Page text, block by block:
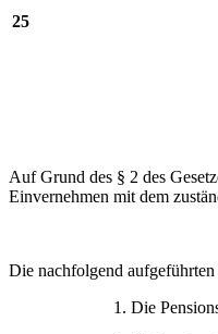
25
Auf Grund des § 2 des
Einvernehmen mit dem
Die nachfolgend aufgeführten
1. Die